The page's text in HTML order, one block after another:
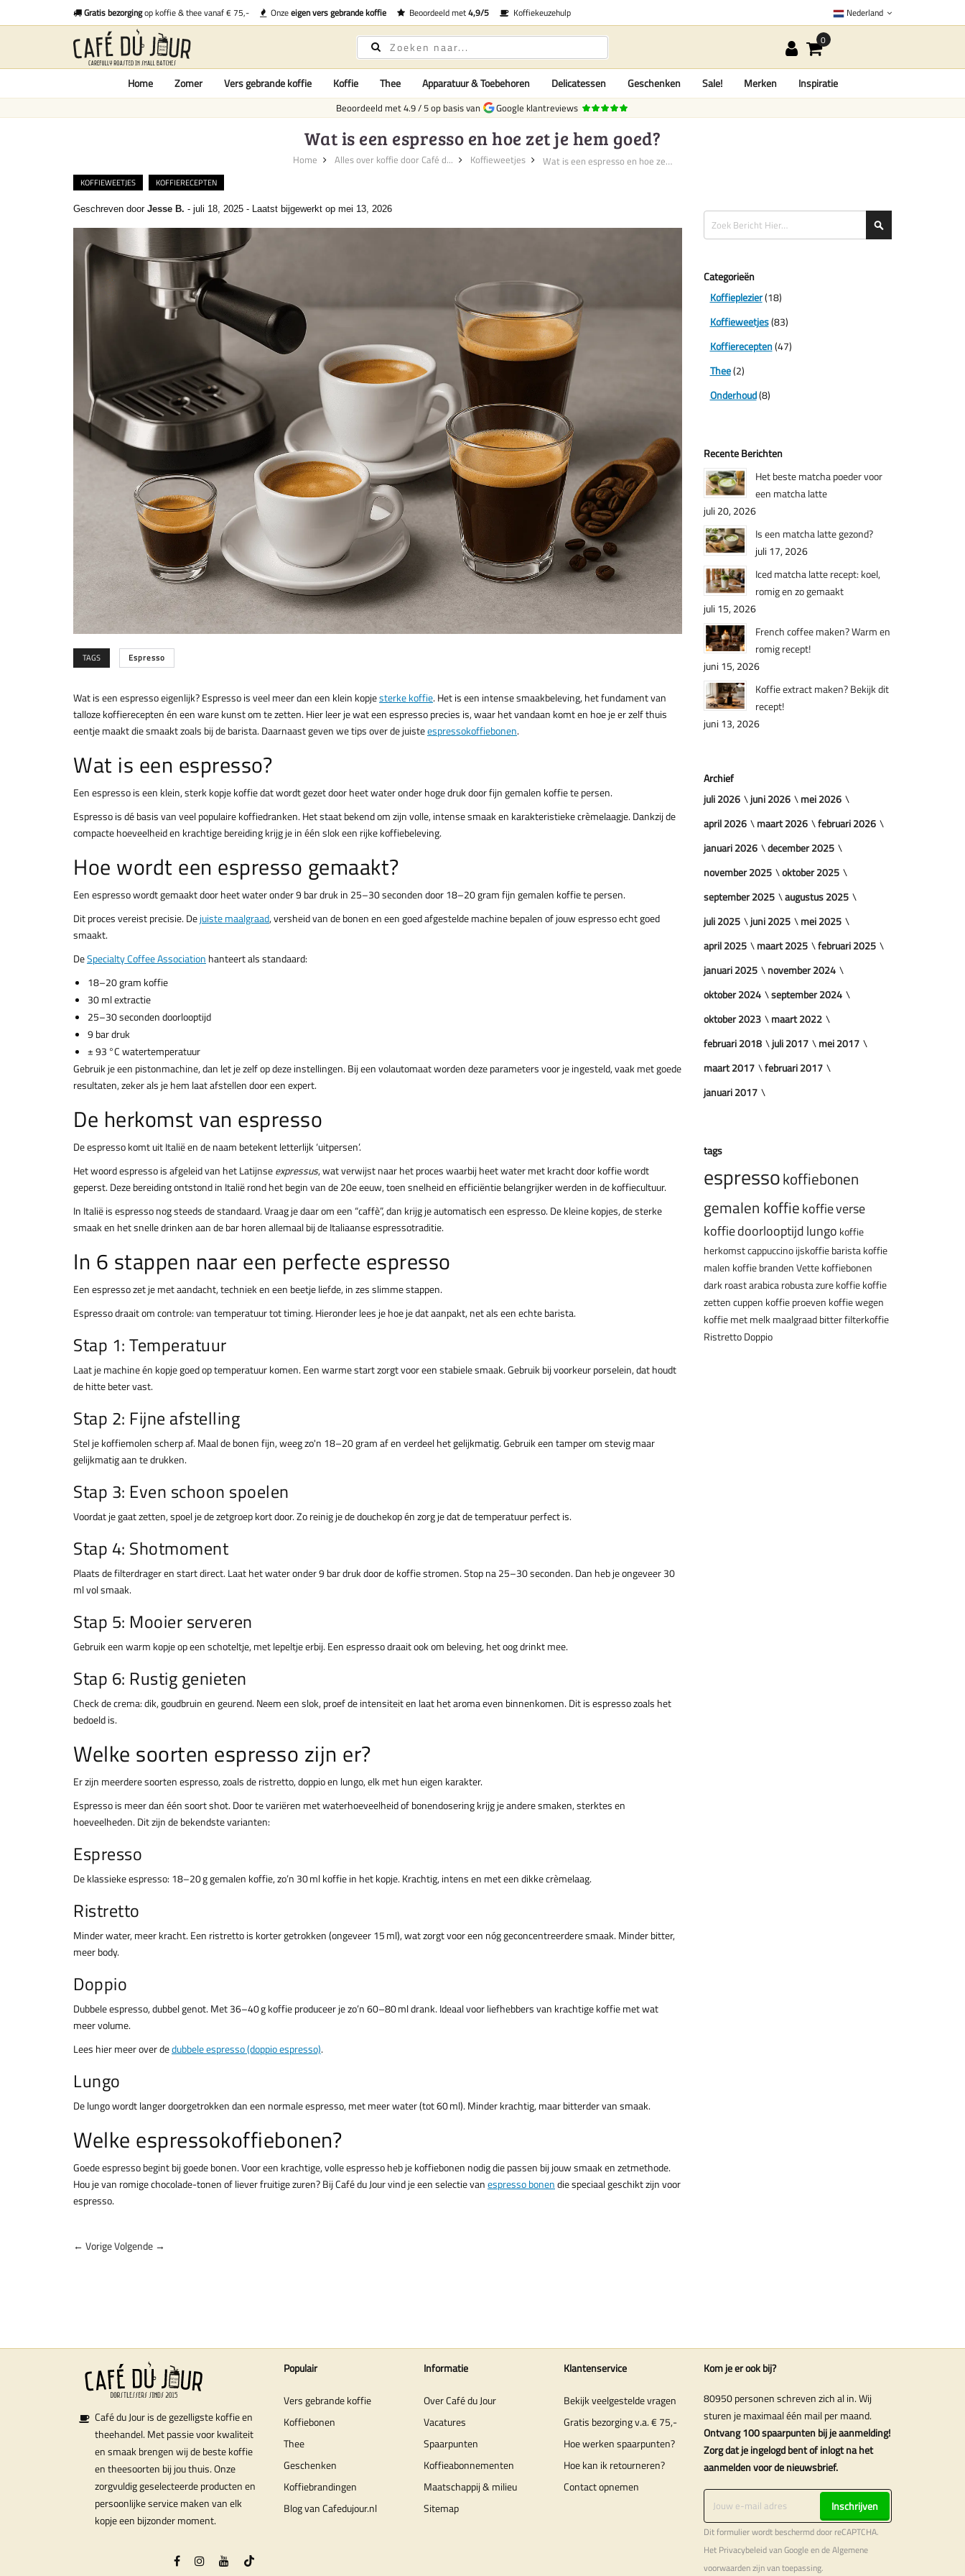
Gratis bezorgingop koffie & thee vanaf € 75,- Onzeeigen vers gebrande koffie Beoordeeld met4,9/5 Koffiekeuzehulp Nederland
Home Zomer Vers gebrande koffie Koffie Thee Apparatuur & Toebehoren Delicatessen Geschenken Sale! Merken Inspiratie
Beoordeeld met4.9/5op basis van Google klantreviews
Wat is een espresso en hoe zet je hem goed?
Home Alles over koffie door Café d... Koffieweetjes Wat is een espresso en hoe zet...
KOFFIEWEETJES KOFFIERECEPTEN
Geschreven door Jesse B. - juli 18, 2025 - Laatst bijgewerkt op mei 13, 2026
TAGS Espresso
Wat is een espresso eigenlijk? Espresso is veel meer dan een klein kopjesterke koffie. Het is een intense smaakbeleving, het fundament van
talloze koffierecepten én een ware kunst om te zetten. Hier leer je wat een espresso precies is, waar het vandaan komt en hoe je er zelf thuis
eentje maakt die smaakt zoals bij de barista. Daarnaast geven we tips over de juisteespressokoffiebonen.
Wat is een espresso?
Een espresso is een klein, sterk kopje koffie dat wordt gezet door heet water onder hoge druk door fijn gemalen koffie te persen.
Espresso is dé basis van veel populaire koffiedranken. Het staat bekend om zijn volle, intense smaak en karakteristieke crèmelaagje. Dankzij de
compacte hoeveelheid en krachtige bereiding krijg je in één slok een rijke koffiebeleving.
Hoe wordt een espresso gemaakt?
Een espresso wordt gemaakt door heet water onder 9 bar druk in 25–30 seconden door 18–20 gram fijn gemalen koffie te persen.
Dit proces vereist precisie. Dejuiste maalgraad, versheid van de bonen en een goed afgestelde machine bepalen of jouw espresso echt goed
smaakt.
DeSpecialty Coffee Association hanteert als standaard:
18–20 gram koffie
30 ml extractie
25–30 seconden doorlooptijd
9 bar druk
± 93 °C watertemperatuur
Gebruik je een pistonmachine, dan let je zelf op deze instellingen. Bij een volautomaat worden deze parameters voor je ingesteld, vaak met goede
resultaten, zeker als je hem laat afstellen door een expert.
De herkomst van espresso
De espresso komt uit Italië en de naam betekent letterlijk ‘uitpersen’.
Het woord espresso is afgeleid van het Latijnseexpressus, wat verwijst naar het proces waarbij heet water met kracht door koffie wordt
geperst. Deze bereiding ontstond in Italië rond het begin van de 20e eeuw, toen snelheid en efficiëntie belangrijker werden in de koffiecultuur.
In Italië is espresso nog steeds de standaard. Vraag je daar om een “caffè”, dan krijg je automatisch een espresso. De kleine kopjes, de sterke
smaak en het snelle drinken aan de bar horen allemaal bij de Italiaanse espressotraditie.
In 6 stappen naar een perfecte espresso
Een espresso zet je met aandacht, techniek en een beetje liefde, in zes slimme stappen.
Espresso draait om controle: van temperatuur tot timing. Hieronder lees je hoe je dat aanpakt, net als een echte barista.
Stap 1: Temperatuur
Laat je machine én kopje goed op temperatuur komen. Een warme start zorgt voor een stabiele smaak. Gebruik bij voorkeur porselein, dat houdt
de hitte beter vast.
Stap 2: Fijne afstelling
Stel je koffiemolen scherp af. Maal de bonen fijn, weeg zo'n 18–20 gram af en verdeel het gelijkmatig. Gebruik een tamper om stevig maar
gelijkmatig aan te drukken.
Stap 3: Even schoon spoelen
Voordat je gaat zetten, spoel je de zetgroep kort door. Zo reinig je de douchekop én zorg je dat de temperatuur perfect is.
Stap 4: Shotmoment
Plaats de filterdrager en start direct. Laat het water onder 9 bar druk door de koffie stromen. Stop na 25–30 seconden. Dan heb je ongeveer 30
ml vol smaak.
Stap 5: Mooier serveren
Gebruik een warm kopje op een schoteltje, met lepeltje erbij. Een espresso draait ook om beleving, het oog drinkt mee.
Stap 6: Rustig genieten
Check de crema: dik, goudbruin en geurend. Neem een slok, proef de intensiteit en laat het aroma even binnenkomen. Dit is espresso zoals het
bedoeld is.
Welke soorten espresso zijn er?
Er zijn meerdere soorten espresso, zoals de ristretto, doppio en lungo, elk met hun eigen karakter.
Espresso is meer dan één soort shot. Door te variëren met waterhoeveelheid of bonendosering krijg je andere smaken, sterktes en
hoeveelheden. Dit zijn de bekendste varianten:
Espresso
De klassieke espresso: 18–20 g gemalen koffie, zo’n 30 ml koffie in het kopje. Krachtig, intens en met een dikke crèmelaag.
Ristretto
Minder water, meer kracht. Een ristretto is korter getrokken (ongeveer 15 ml), wat zorgt voor een nóg geconcentreerdere smaak. Minder bitter,
meer body.
Doppio
Dubbele espresso, dubbel genot. Met 36–40 g koffie produceer je zo’n 60–80 ml drank. Ideaal voor liefhebbers van krachtige koffie met wat
meer volume.
Lees hier meer over dedubbele espresso (doppio espresso).
Lungo
De lungo wordt langer doorgetrokken dan een normale espresso, met meer water (tot 60 ml). Minder krachtig, maar bitterder van smaak.
Welke espressokoffiebonen?
Goede espresso begint bij goede bonen. Voor een krachtige, volle espresso heb je koffiebonen nodig die passen bij jouw smaak en zetmethode.
Hou je van romige chocolade-tonen of liever fruitige zuren? Bij Café du Jour vind je een selectie vanespresso bonendie speciaal geschikt zijn voor
espresso.
← VorigeVolgende →
Zoeken
Categorieën
Koffieplezier(18)
Koffieweetjes(83)
Koffierecepten(47)
Thee(2)
Onderhoud(8)
Recente Berichten
Het beste matcha poeder voor
een matcha latte
juli 20, 2026
Is een matcha latte gezond?
juli 17, 2026
Iced matcha latte recept: koel,
romig en zo gemaakt
juli 15, 2026
French coffee maken? Warm en
romig recept!
juni 15, 2026
Koffie extract maken? Bekijk dit
recept!
juni 13, 2026
Archief
juli 2026
juni 2026
mei 2026
april 2026
maart 2026
februari 2026
januari 2026
december 2025
november 2025
oktober 2025
september 2025
augustus 2025
juli 2025
juni 2025
mei 2025
april 2025
maart 2025
februari 2025
januari 2025
november 2024
oktober 2024
september 2024
oktober 2023
maart 2022
februari 2018
juli 2017
mei 2017
maart 2017
februari 2017
januari 2017
tags
espressokoffiebonen
gemalen koffiekoffieverse
koffiedoorlooptijdlungo koffie
herkomstcappuccino ijskoffie barista koffie
malen koffie brandenVette koffiebonen
dark roastarabica robustazure koffie koffie
zettencuppen koffie proeven koffie wegen
koffie met melk maalgraad bitterfilterkoffie
Ristretto Doppio
Café du Jour is de gezelligste koffie en
theehandel. Met passie voor kwaliteit
en smaak brengen wij de beste koffie
en theesoorten bij jou thuis. Onze
zorgvuldig geselecteerde producten en
persoonlijke service maken van elk
kopje een bijzonder moment.
Populair
Vers gebrande koffie
Koffiebonen
Thee
Geschenken
Koffiebrandingen
Blog van Cafedujour.nl
Informatie
Over Café du Jour
Vacatures
Spaarpunten
Koffieabonnementen
Maatschappij & milieu
Sitemap
Klantenservice
Bekijk veelgestelde vragen
Gratis bezorging v.a. € 75,-
Hoe werken spaarpunten?
Hoe kan ik retourneren?
Contact opnemen
Kom je er ook bij?
80950 personen schreven zich al in. Wij
sturen je maximaal één mail per maand.
Ontvang 100 spaarpunten bij je aanmelding!
Zorg dat je ingelogd bent of inlogt na het
aanmelden voor de nieuwsbrief.
Inschrijven
Dit formulier wordt beschermd door reCAPTCHA.
Het Privacybeleidvan Google en deAlgemene
voorwaardenzijn van toepassing.